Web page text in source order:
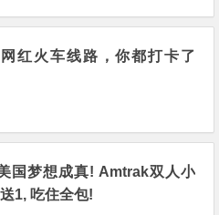
红火车线路，你都打卡了
国梦想成真! Amtrak双人小
1, 吃住全包!